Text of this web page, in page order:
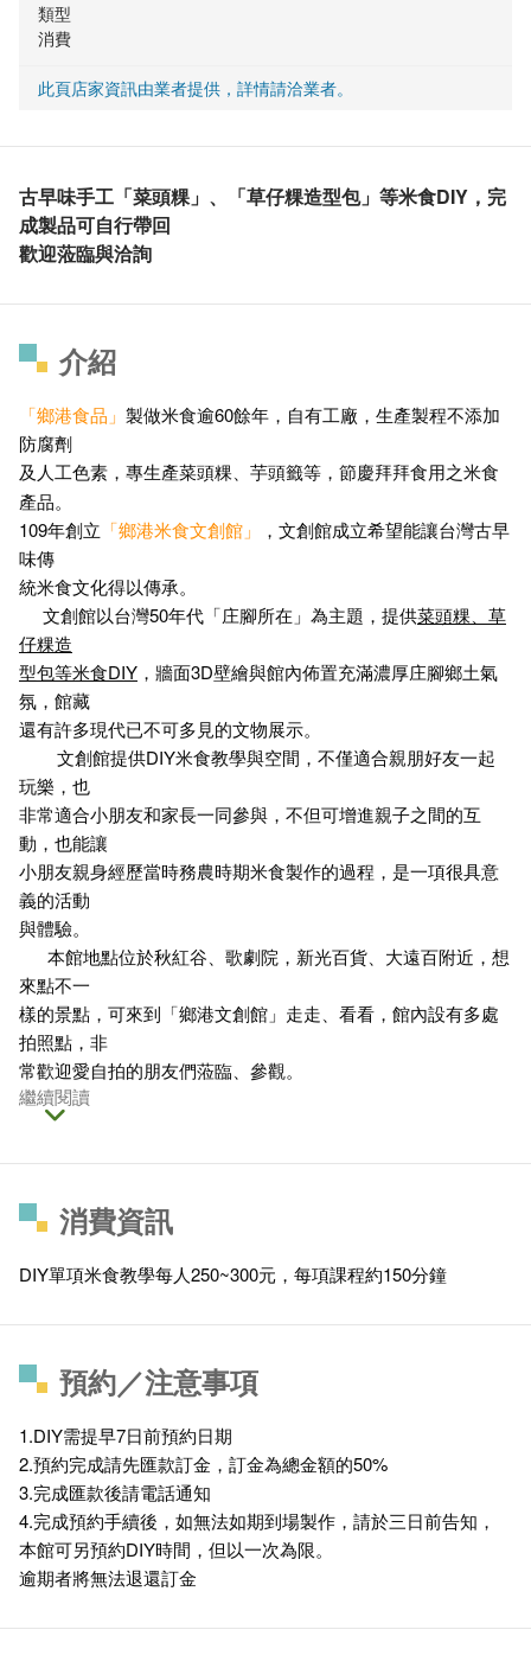
類型
消費
此頁店家資訊由業者提供，詳情請洽業者。
古早味手工「菜頭粿」、「草仔粿造型包」等米食DIY，完
成製品可自行帶回
歡迎蒞臨與洽詢
介紹
「鄉港食品」 製做米食逾60餘年，自有工廠，生產製程不添加
防腐劑
及人工色素，專生產菜頭粿、芋頭籤等，節慶拜拜食用之米食
產品。
109年創立 「鄉港米食文創館」
，文創館成立希望能讓台灣古早
味傳
統米食文化得以傳承。
文創館以台灣50年代「庄腳所在」為主題，提供菜頭粿、草
仔粿造
型包等米食DIY ，牆面3D壁繪與館內佈置充滿濃厚庄腳鄉土氣
氛，館藏
還有許多現代已不可多見的文物展示。
文創館提供DIY米食教學與空間，不僅適合親朋好友一起
玩樂，也
非常適合小朋友和家長一同參與，不但可增進親子之間的互
動，也能讓
小朋友親身經歷當時務農時期米食製作的過程，是一項很具意
義的活動
與體驗。
本館地點位於秋紅谷、歌劇院，新光百貨、大遠百附近，想
來點不一
樣的景點，可來到「鄉港文創館」走走、看看，館內設有多處
拍照點，非
常歡迎愛自拍的朋友們蒞臨、參觀。
繼續閱讀
消費資訊
DIY單項米食教學每人250~300元，每項課程約150分鐘
預約／注意事項
1.DIY需提早7日前預約日期
2.預約完成請先匯款訂金，訂金為總金額的50%
3.完成匯款後請電話通知
4.完成預約手續後，如無法如期到場製作，請於三日前告知，
本館可另預約DIY時間，但以一次為限。
逾期者將無法退還訂金